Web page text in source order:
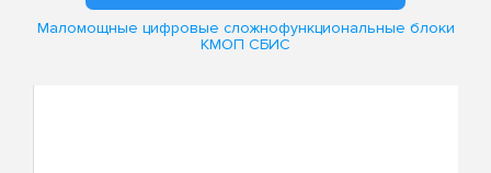
Маломощные цифровые сложнофункциональные блоки
КМОП СБИС